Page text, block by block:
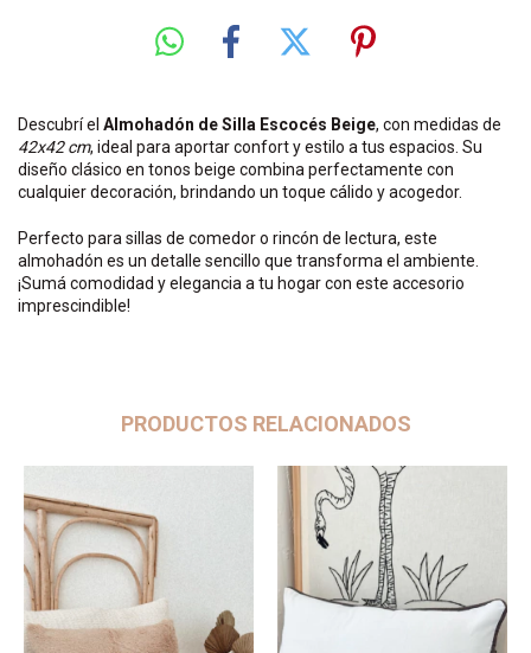
Descubrí el Almohadón de Silla Escocés Beige, con medidas de
42x42 cm, ideal para aportar confort y estilo a tus espacios. Su
diseño clásico en tonos beige combina perfectamente con
cualquier decoración, brindando un toque cálido y acogedor.
Perfecto para sillas de comedor o rincón de lectura, este
almohadón es un detalle sencillo que transforma el ambiente.
¡Sumá comodidad y elegancia a tu hogar con este accesorio
imprescindible!
PRODUCTOS RELACIONADOS